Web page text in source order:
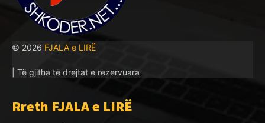
© 2026 FJALA e LIRË
| Të gjitha të drejtat e rezervuara
Rreth FJALA e LIRË